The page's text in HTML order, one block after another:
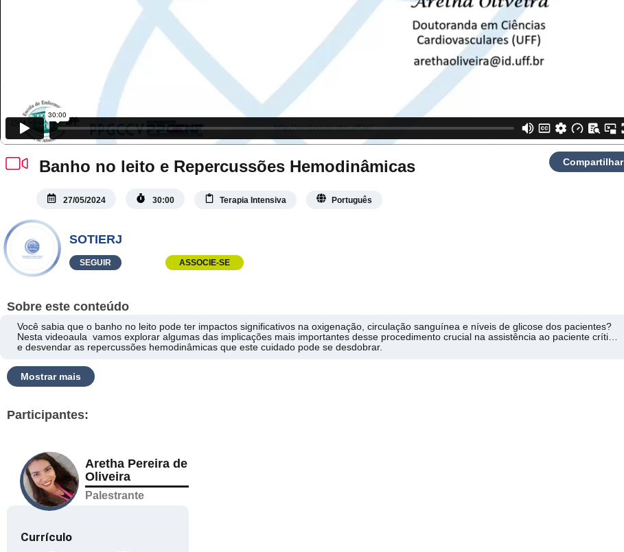
Banho no leito e Repercussões Hemodinâmicas Compartilhar
27/05/2024 30:00 Terapia Intensiva Português
SOTIERJ
SEGUIR ASSOCIE-SE
Sobre este conteúdo
Você sabia que o banho no leito pode ter impactos significativos na oxigenação, circulação sanguínea e níveis de glicose dos pacientes?
Nesta videoaula vamos explorar algumas das implicações mais importantes desse procedimento crucial na assistência ao paciente crítico,
e desvendar as repercussões hemodinâmicas que este cuidado pode se desdobrar.
Mostrar mais
Participantes:
Aretha Pereira de
Oliveira
Palestrante
Currículo